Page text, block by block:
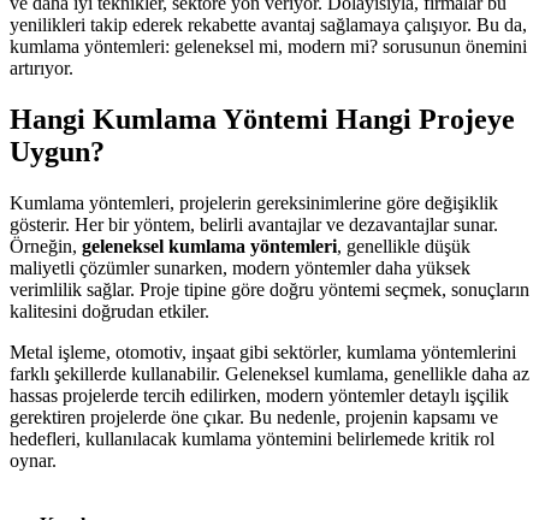
yenilikleri takip ederek rekabette avantaj sağlamaya çalışıyor. Bu da,
kumlama yöntemleri: geleneksel mi, modern mi? sorusunun önemini
artırıyor.
Hangi Kumlama Yöntemi Hangi Projeye
Uygun?
Kumlama yöntemleri, projelerin gereksinimlerine göre değişiklik
gösterir. Her bir yöntem, belirli avantajlar ve dezavantajlar sunar.
Örneğin, geleneksel kumlama yöntemleri, genellikle düşük
maliyetli çözümler sunarken, modern yöntemler daha yüksek
verimlilik sağlar. Proje tipine göre doğru yöntemi seçmek, sonuçların
kalitesini doğrudan etkiler.
Metal işleme, otomotiv, inşaat gibi sektörler, kumlama yöntemlerini
farklı şekillerde kullanabilir. Geleneksel kumlama, genellikle daha az
hassas projelerde tercih edilirken, modern yöntemler detaylı işçilik
gerektiren projelerde öne çıkar. Bu nedenle, projenin kapsamı ve
hedefleri, kullanılacak kumlama yöntemini belirlemede kritik rol
oynar.